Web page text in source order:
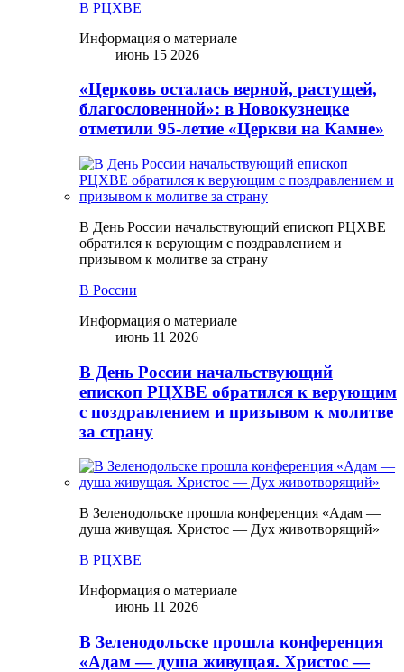
В РЦХВЕ
Информация о материале
июнь 15 2026
«Церковь осталась верной, растущей,
благословенной»: в Новокузнецке
отметили 95-летие «Церкви на Камне»
В День России начальствующий епископ РЦХВЕ
обратился к верующим с поздравлением и
призывом к молитве за страну
В России
Информация о материале
июнь 11 2026
В День России начальствующий
епископ РЦХВЕ обратился к верующим
с поздравлением и призывом к молитве
за страну
В Зеленодольске прошла конференция «Адам —
душа живущая. Христос — Дух животворящий»
В РЦХВЕ
Информация о материале
июнь 11 2026
В Зеленодольске прошла конференция
«Адам — душа живущая. Христос —